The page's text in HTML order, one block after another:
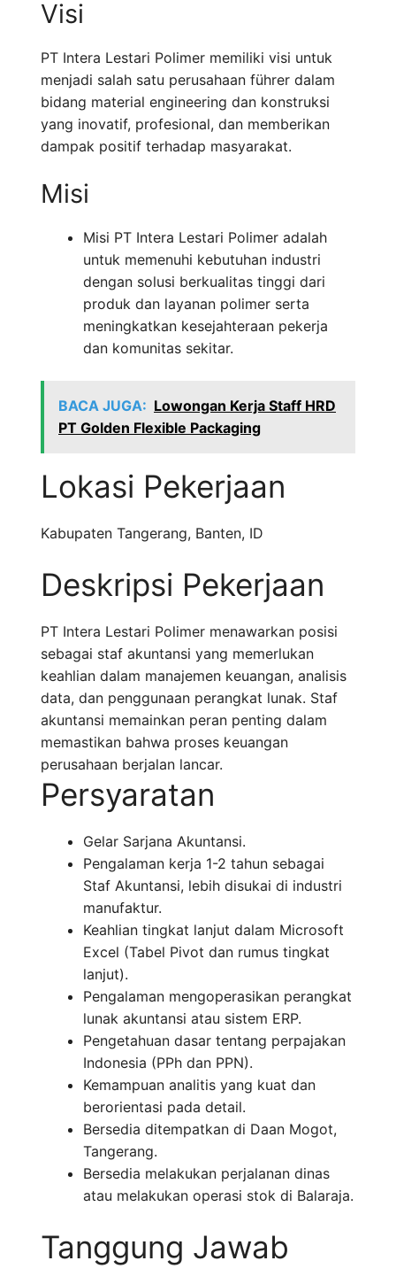
Visi
PT Intera Lestari Polimer memiliki visi untuk
menjadi salah satu perusahaan führer dalam
bidang material engineering dan konstruksi
yang inovatif, profesional, dan memberikan
dampak positif terhadap masyarakat.
Misi
Misi PT Intera Lestari Polimer adalah
untuk memenuhi kebutuhan industri
dengan solusi berkualitas tinggi dari
produk dan layanan polimer serta
meningkatkan kesejahteraan pekerja
dan komunitas sekitar.
BACA JUGA: Lowongan Kerja Staff HRD
PT Golden Flexible Packaging
Lokasi Pekerjaan
Kabupaten Tangerang, Banten, ID
Deskripsi Pekerjaan
PT Intera Lestari Polimer menawarkan posisi
sebagai staf akuntansi yang memerlukan
keahlian dalam manajemen keuangan, analisis
data, dan penggunaan perangkat lunak. Staf
akuntansi memainkan peran penting dalam
memastikan bahwa proses keuangan
perusahaan berjalan lancar.
Persyaratan
Gelar Sarjana Akuntansi.
Pengalaman kerja 1-2 tahun sebagai
Staf Akuntansi, lebih disukai di industri
manufaktur.
Keahlian tingkat lanjut dalam Microsoft
Excel (Tabel Pivot dan rumus tingkat
lanjut).
Pengalaman mengoperasikan perangkat
lunak akuntansi atau sistem ERP.
Pengetahuan dasar tentang perpajakan
Indonesia (PPh dan PPN).
Kemampuan analitis yang kuat dan
berorientasi pada detail.
Bersedia ditempatkan di Daan Mogot,
Tangerang.
Bersedia melakukan perjalanan dinas
atau melakukan operasi stok di Balaraja.
Tanggung Jawab